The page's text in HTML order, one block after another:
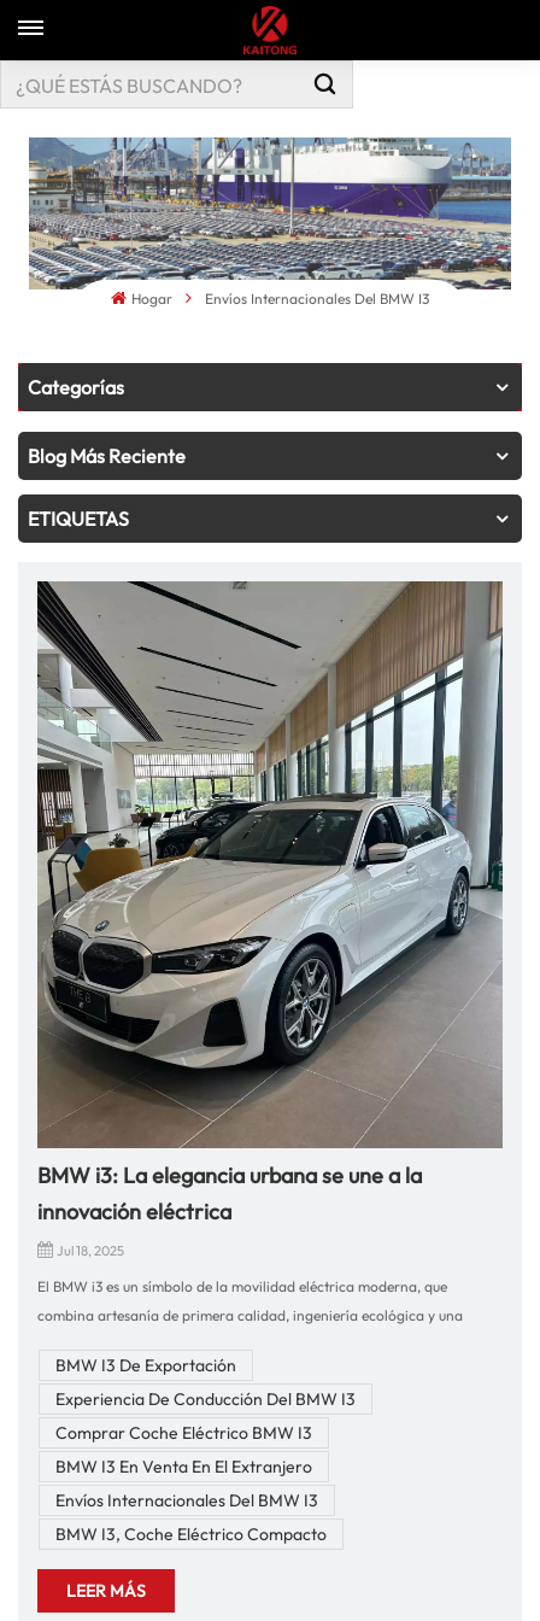
Hogar Envíos Internacionales Del BMW I3
Categorías
Blog Más Reciente
ETIQUETAS
BMW i3: La elegancia urbana se une a la
innovación eléctrica
Jul 18, 2025
El BMW i3 es un símbolo de la movilidad eléctrica moderna, que
combina artesanía de primera calidad, ingeniería ecológica y una
urbanos se vuelven más inteligentes, el i3 es el compañero perfecto para
una movilidad eficiente, sostenible y con estilo.Experiencia de
conducción: compacta, sensible y sin esfuerzoDetrás del volante del
BMW i3Sentirás al instante los beneficios de su par motor instantáneo,
conducción única, ideal para calles urbanas, plazas de aparcamiento
estrechas y salidas rápidas en semáforos.La función de conducción con
BMW I3 De Exportación
Experiencia De Conducción Del BMW I3
Comprar Coche Eléctrico BMW I3
BMW I3 En Venta En El Extranjero
Envíos Internacionales Del BMW I3
BMW I3, Coche Eléctrico Compacto
LEER MÁS